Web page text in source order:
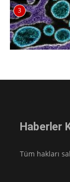
3
Haberler
Tüm hakları